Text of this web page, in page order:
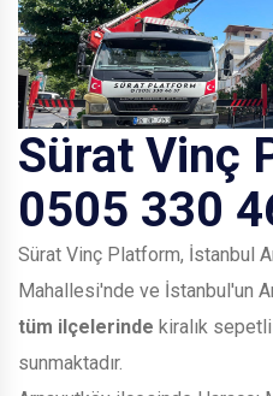
Sürat Vinç
0505 330
Sürat Vinç Platform, İstanbul
Mahallesi'nde ve İstanbul'un
tüm ilçelerinde kiralık
sunmaktadır.